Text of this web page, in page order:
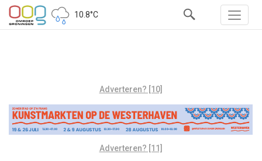
10.8°C
Adverteren? [10]
Adverteren? [11]